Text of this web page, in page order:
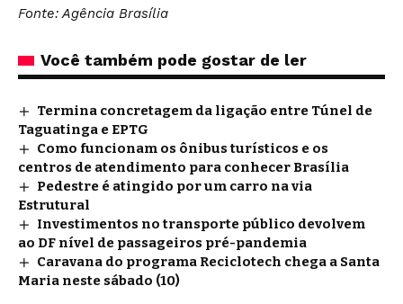
Fonte: Agência Brasília
Você também pode gostar de ler
Termina concretagem da ligação entre Túnel de
Taguatinga e EPTG
Como funcionam os ônibus turísticos e os
centros de atendimento para conhecer Brasília
Pedestre é atingido por um carro na via
Estrutural
Investimentos no transporte público devolvem
ao DF nível de passageiros pré-pandemia
Caravana do programa Reciclotech chega a Santa
Maria neste sábado (10)